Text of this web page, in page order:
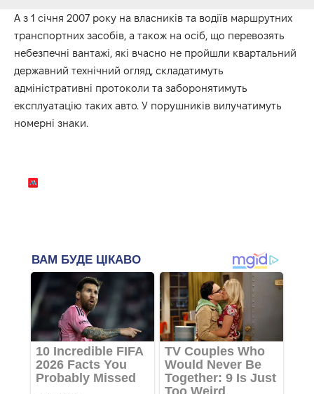
А з 1 січня 2007 року на власників та водіїв маршрутних
транспортних засобів, а також на осіб, що перевозять
небезпечні вантажі, які вчасно не пройшли квартальний
державний технічний огляд, складатимуть
адміністративні протоколи та заборонятимуть
експлуатацію таких авто. У порушників вилучатимуть
номерні знаки.